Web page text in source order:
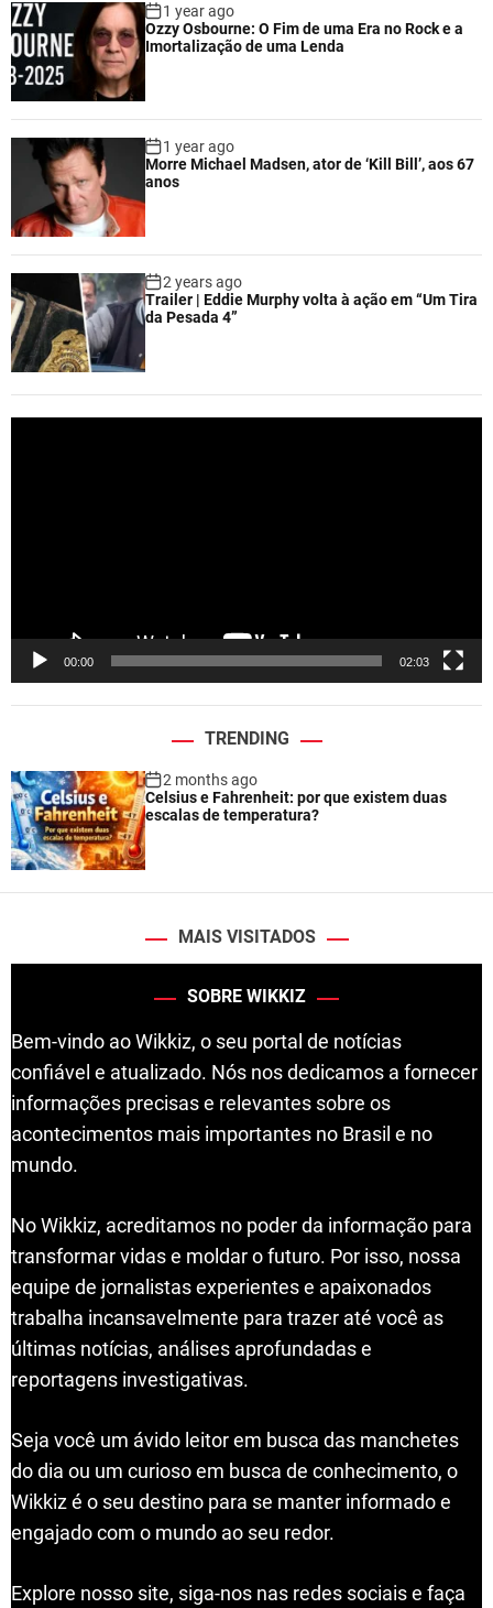
1 year ago
Ozzy Osbourne: O Fim de uma Era no Rock e a
Imortalização de uma Lenda
1 year ago
Morre Michael Madsen, ator de ‘Kill Bill’, aos 67
anos
2 years ago
Trailer | Eddie Murphy volta à ação em “Um Tira
da Pesada 4”
00:00 02:03
TRENDING
2 months ago
Celsius e Fahrenheit: por que existem duas
escalas de temperatura?
MAIS VISITADOS
SOBRE WIKKIZ
Bem-vindo ao Wikkiz, o seu portal de notícias
confiável e atualizado. Nós nos dedicamos a fornecer
informações precisas e relevantes sobre os
acontecimentos mais importantes no Brasil e no
mundo.
No Wikkiz, acreditamos no poder da informação para
transformar vidas e moldar o futuro. Por isso, nossa
equipe de jornalistas experientes e apaixonados
trabalha incansavelmente para trazer até você as
últimas notícias, análises aprofundadas e
reportagens investigativas.
Seja você um ávido leitor em busca das manchetes
do dia ou um curioso em busca de conhecimento, o
Wikkiz é o seu destino para se manter informado e
engajado com o mundo ao seu redor.
Explore nosso site, siga-nos nas redes sociais e faça